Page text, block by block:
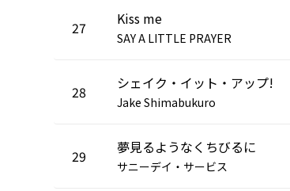
27 Kiss me
SAY A LITTLE PRAYER
28 シェイク・イット・アップ!
Jake Shimabukuro
29 夢見るようなくちびるに
サニーデイ・サービス